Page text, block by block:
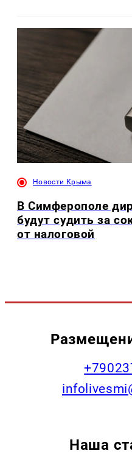
Новости Крыма
В Симферополе
будут судить за
от налоговой
Наша